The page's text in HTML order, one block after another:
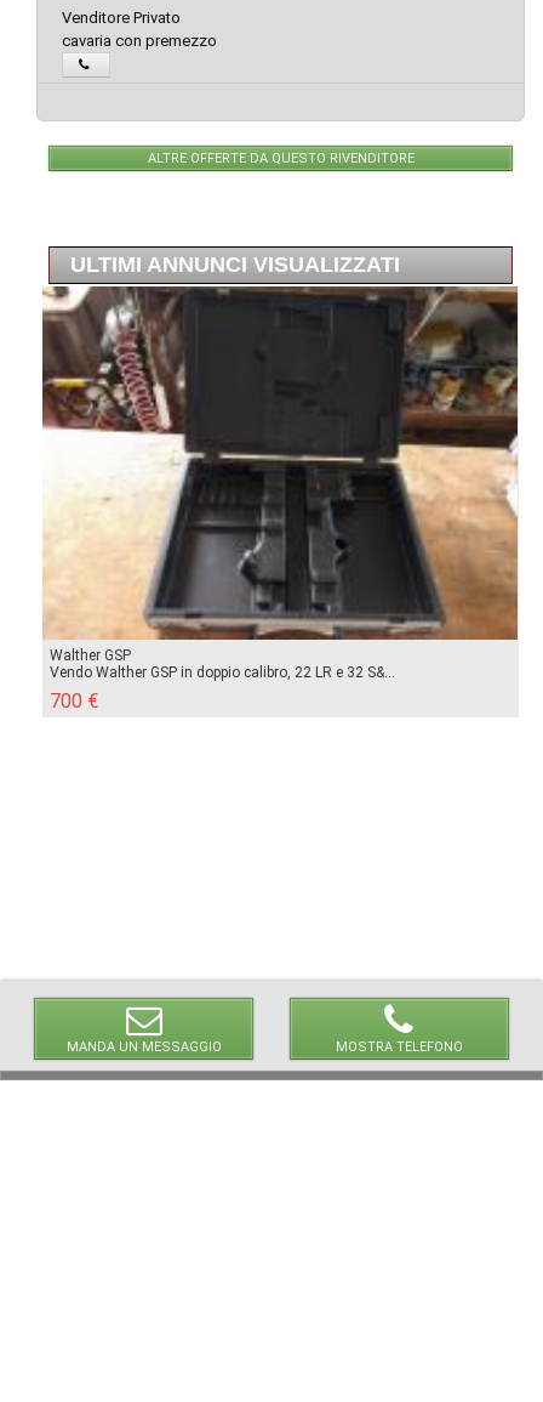
MANDA UN MESSAGGIO MOSTRA TELEFONO
Venditore Privato
cavaria con premezzo
ALTRE OFFERTE DA QUESTO RIVENDITORE
ULTIMI ANNUNCI VISUALIZZATI
Walther GSP
Vendo Walther GSP in doppio calibro, 22 LR e 32 S&...
700 €